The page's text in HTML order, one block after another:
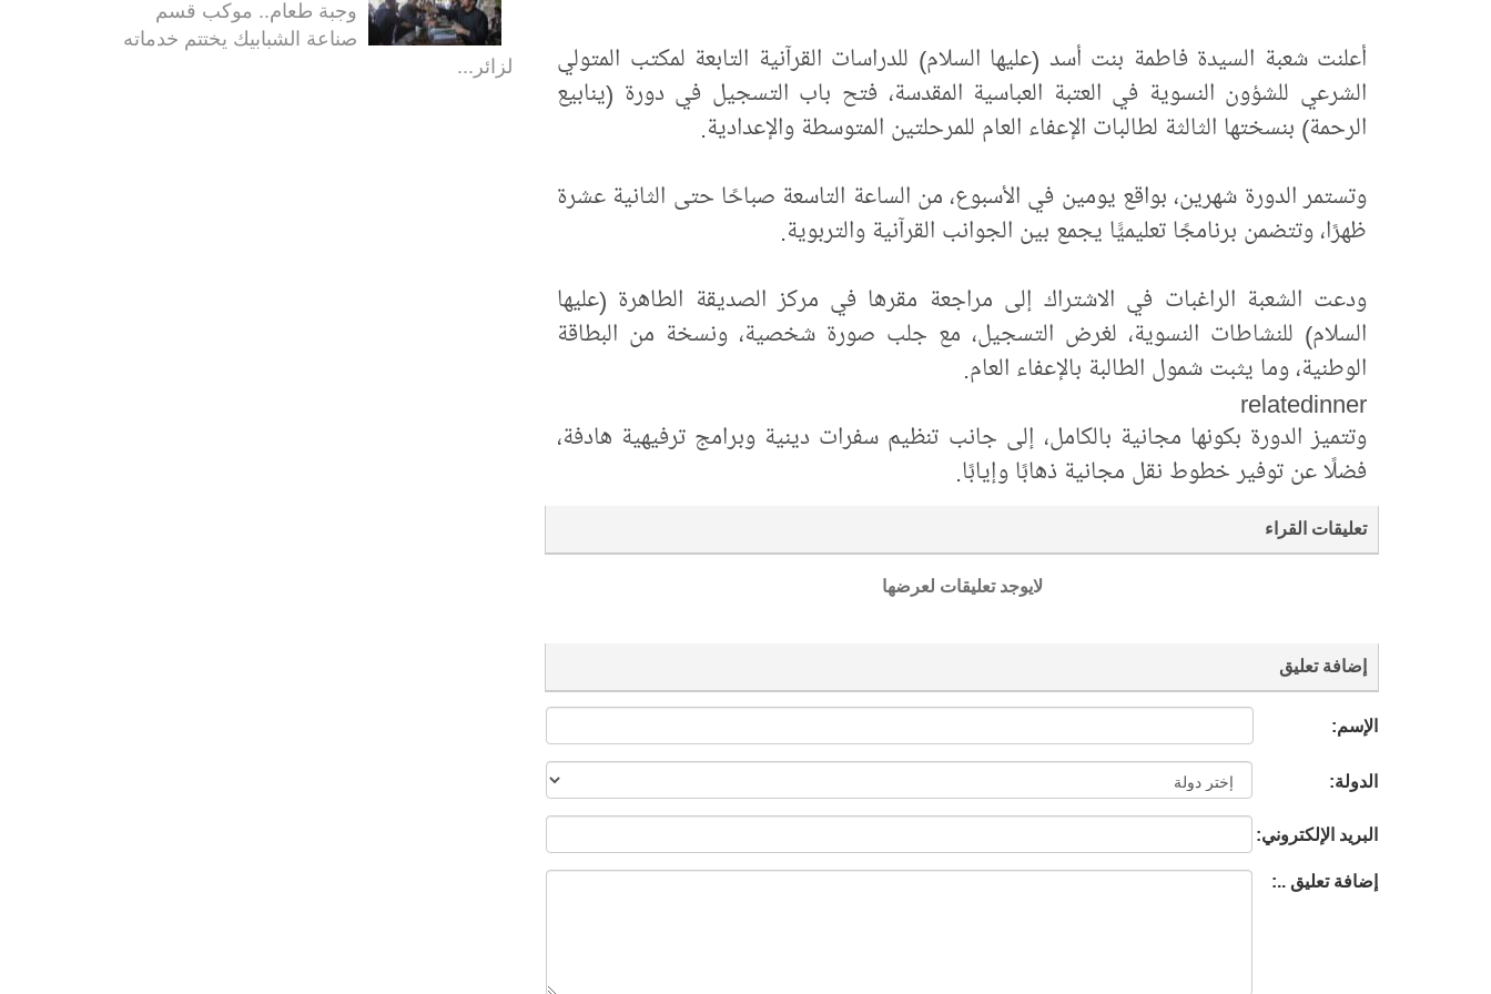
أعلنت شعبة السيدة فاطمة بنت أسد (عليها السلام) للدراسات القرآنية التابعة لمكتب المتولي
الشرعي للشؤون النسوية في العتبة العباسية المقدسة، فتح باب التسجيل في دورة (ينابيع
الرحمة) بنسختها الثالثة لطالبات الإعفاء العام للمرحلتين المتوسطة والإعدادية.
وتستمر الدورة شهرين، بواقع يومين في الأسبوع، من الساعة التاسعة صباحًا حتى الثانية عشرة
ظهرًا، وتتضمن برنامجًا تعليميًّا يجمع بين الجوانب القرآنية والتربوية.
ودعت الشعبة الراغبات في الاشتراك إلى مراجعة مقرها في مركز الصديقة الطاهرة (عليها
السلام) للنشاطات النسوية، لغرض التسجيل، مع جلب صورة شخصية، ونسخة من البطاقة
الوطنية، وما يثبت شمول الطالبة بالإعفاء العام.
relatedinner
وتتميز الدورة بكونها مجانية بالكامل، إلى جانب تنظيم سفرات دينية وبرامج ترفيهية هادفة،
فضلًا عن توفير خطوط نقل مجانية ذهابًا وإيابًا.
تعليقات القراء
لايوجد تعليقات لعرضها
إضافة تعليق
الإسم:
الدولة:
البريد الإلكتروني:
إضافة تعليق ..:
وجبة طعام.. موكب قسم
صناعة الشبابيك يختتم خدماته
لزائر...